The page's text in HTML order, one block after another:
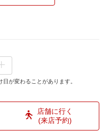
が変わることがあります。
店舗に行く
(来店予約)